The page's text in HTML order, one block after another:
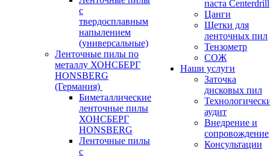
с
твердосплавным
напылением
(универсальные)
Ленточные пилы по
металлу ХОНСБЕРГ
HONSBERG
(Германия)
Биметаллические
ленточные пилы
ХОНСБЕРГ
HONSBERG
Ленточные пилы
с
паста Centerdrill
Цанги
Щетки для
ленточных пил
Тензометр
СОЖ
Наши услуги
Заточка
дисковых пил
аудит
Внедрение и
сопровождение
Консультации